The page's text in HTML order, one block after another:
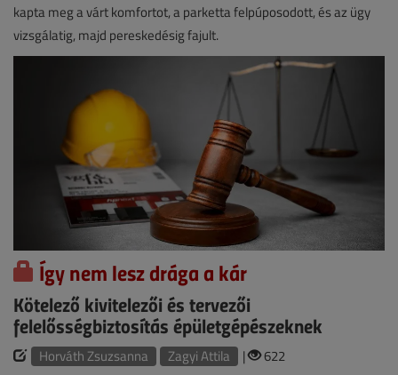
kapta meg a várt komfortot, a parketta felpúposodott, és az ügy
vizsgálatig, majd pereskedésig fajult.
Így nem lesz drága a kár
Kötelező kivitelezői és tervezői
felelősségbiztosítás épületgépészeknek
Horváth Zsuzsanna Zagyi Attila |
622